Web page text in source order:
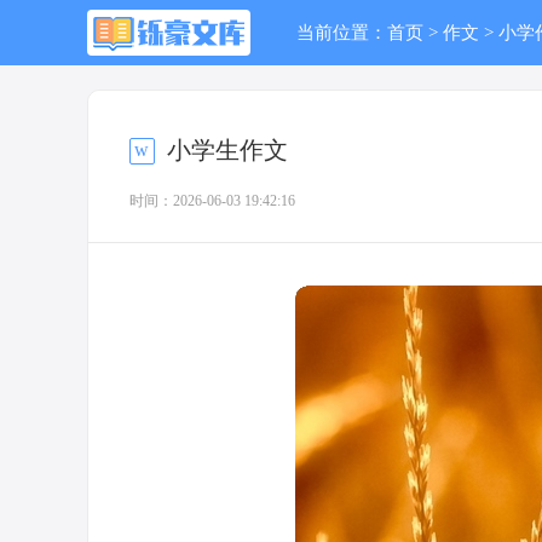
当前位置： 首页 > 作文 > 小学
小学生作文
时间：2026-06-03 19:42:16